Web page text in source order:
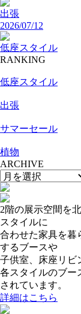
出張
2026/07/12
低座スタイル
RANKING
低座スタイル
出張
サマーセール
植物
ARCHIVE
2階の展示空間を
スタイルに
合わせた家具を暮
するブースや
子供室、床座リビ
各スタイルのブー
されています。
詳細はこちら